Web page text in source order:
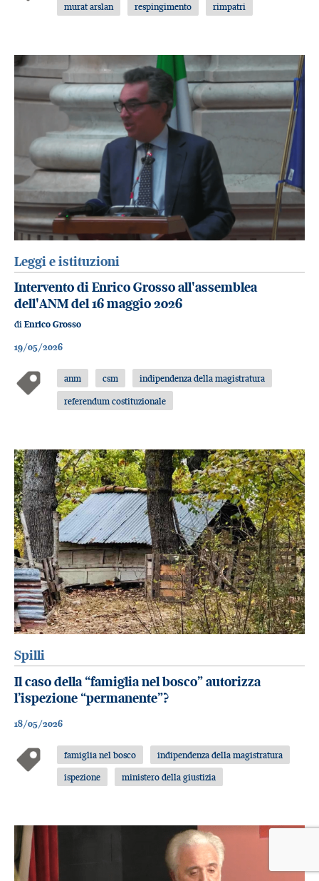
murat arslan
respingimento rimpatri
Leggi e istituzioni
Intervento di Enrico Grosso all'assemblea
dell'ANM del 16 maggio 2026
di Enrico Grosso
19/05/2026
anm csm
indipendenza della magistratura
referendum costituzionale
Spilli
Il caso della “famiglia nel bosco” autorizza
l’ispezione “permanente”?
18/05/2026
famiglia nel bosco
indipendenza della magistratura
ispezione
ministero della giustizia